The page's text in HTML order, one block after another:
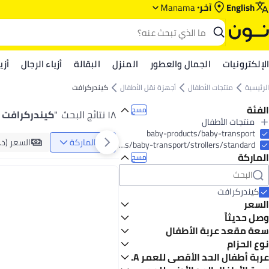
English آخر Manama
الإلكترونيات الجمال والعطور المنزل البقالة أزياء الرجال
الرئيسية منتجات الأطفال أجهزة نقل الأطفال كيندركرافت
الفئة مسح
منتجات الأطفال
الكل منتجات الأطفال
أجهزة نقل الأطفال
الكل أجهزة نقل الأطفال
عربات الأطفال
الكل عربات الأطفال
عربايات أطفال
عربايات أطفال للسفر
ملحقات عربايات الأطفال
إكسسوارات
baby-products/baby-transport
baby-products/baby-transport/strollers/standard
الماركة مسح
كيندركرافت
السعر
عرض التنائج وصل حديثاً
آخر 30 يوماً
آخر 60 يوماً
سعة مقعد عربة الأطفال
1
نوع الحزام
حزام أمان 5 نقاط
عربة أطفال الحد الأقصى للعمر VA
١٨ نتائج البحث "
الماركة
السعر